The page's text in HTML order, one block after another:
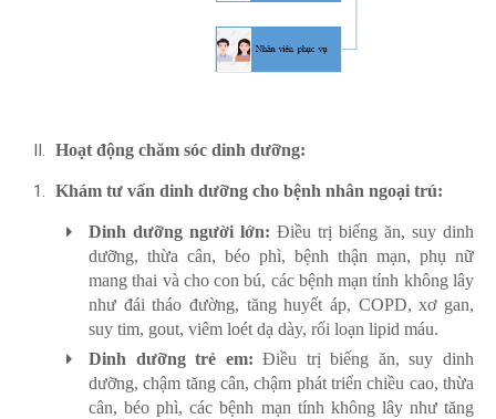
Hoạt động chăm sóc dinh dưỡng:
Khám tư vấn dinh dưỡng cho bệnh nhân ngoại trú:
Dinh dưỡng người lớn: Điều trị biếng ăn, suy dinh
dưỡng, thừa cân, béo phì, bệnh thận mạn, phụ nữ
mang thai và cho con bú, các bệnh mạn tính không lây
như đái tháo đường, tăng huyết áp, COPD, xơ gan,
suy tim, gout, viêm loét dạ dày, rối loạn lipid máu.
Dinh dưỡng trẻ em: Điều trị biếng ăn, suy dinh
dưỡng, chậm tăng cân, chậm phát triển chiều cao, thừa
cân, béo phì, các bệnh mạn tính không lây như tăng